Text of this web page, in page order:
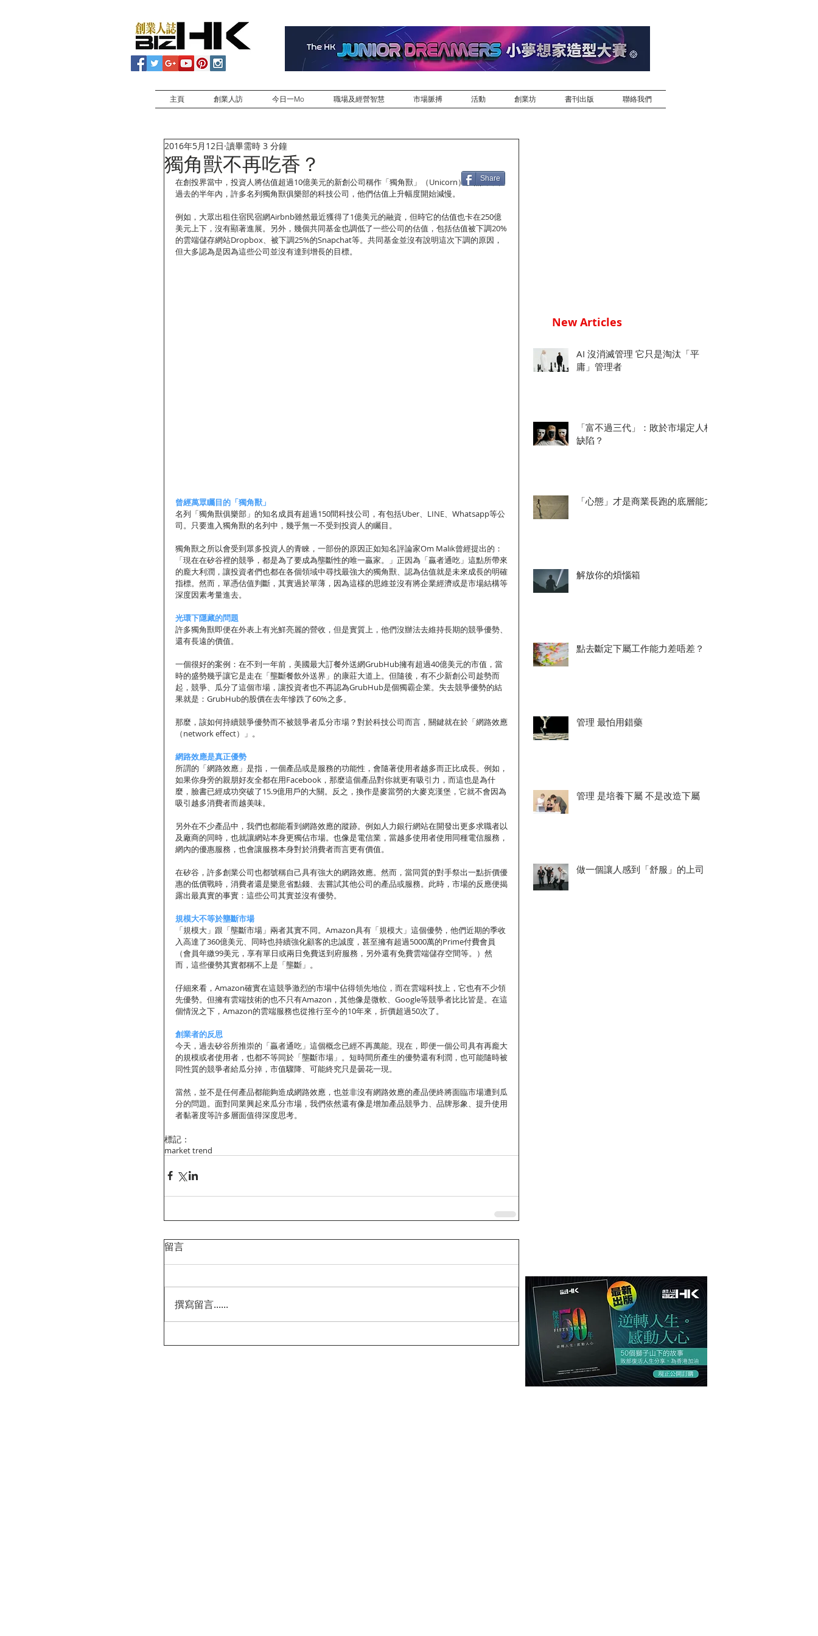
主頁 創業人訪 今日一Mo 職場及經營智慧 市場脈搏 活動 創業坊 書刊出版 聯絡我們
獨角獸不再吃香？
2016年5月12日 讀畢需時 3 分鐘
在創投界當中，投資人將估值超過10億美元的新創公司稱作「獨角獸」（Unicorn）。然而，在
過去的半年內，許多名列獨角獸俱樂部的科技公司，他們估值上升幅度開始減慢。
例如，大眾出租住宿民宿網Airbnb雖然最近獲得了1億美元的融資，但時它的估值也卡在250億
美元上下，沒有顯著進展。另外，幾個共同基金也調低了一些公司的估值，包括估值被下調20%
的雲端儲存網站Dropbox、被下調25%的Snapchat等。共同基金並沒有說明這次下調的原因，
但大多認為是因為這些公司並沒有達到增長的目標。
曾經萬眾矚目的「獨角獸」
名列「獨角獸俱樂部」的知名成員有超過150間科技公司，有包括Uber、LINE、Whatsapp等公
司。只要進入獨角獸的名列中，幾乎無一不受到投資人的矚目。
獨角獸之所以會受到眾多投資人的青睞，一部份的原因正如知名評論家Om Malik曾經提出的：
「現在在矽谷裡的競爭，都是為了要成為壟斷性的唯一贏家。」正因為「贏者通吃」這點所帶來
的龐大利潤，讓投資者們也都在各個領域中尋找最強大的獨角獸、認為估值就是未來成長的明確
指標。然而，單憑估值判斷，其實過於單薄，因為這樣的思維並沒有將企業經濟或是市場結構等
深度因素考量進去。
光環下隱藏的問題
許多獨角獸即便在外表上有光鮮亮麗的營收，但是實質上，他們沒辦法去維持長期的競爭優勢、
還有長遠的價值。
一個很好的案例：在不到一年前，美國最大訂餐外送網GrubHub擁有超過40億美元的市值，當
時的盛勢幾乎讓它是走在「壟斷餐飲外送界」的康莊大道上。但隨後，有不少新創公司趁勢而
起，競爭、瓜分了這個市場，讓投資者也不再認為GrubHub是個獨霸企業。失去競爭優勢的結
果就是：GrubHub的股價在去年慘跌了60%之多。
那麼，該如何持續競爭優勢而不被競爭者瓜分市場？對於科技公司而言，關鍵就在於「網路效應
（network effect）」。
網路效應是真正優勢
所謂的「網路效應」是指，一個產品或是服務的功能性，會隨著使用者越多而正比成長。例如，
如果你身旁的親朋好友全都在用Facebook，那麼這個產品對你就更有吸引力，而這也是為什
麼，臉書已經成功突破了15.9億用戶的大關。反之，換作是麥當勞的大麥克漢堡，它就不會因為
吸引越多消費者而越美味。
另外在不少產品中，我們也都能看到網路效應的蹤跡。例如人力銀行網站在開發出更多求職者以
及廠商的同時，也就讓網站本身更獨佔市場。也像是電信業，當越多使用者使用同種電信服務，
網內的優惠服務，也會讓服務本身對於消費者而言更有價值。
在矽谷，許多創業公司也都號稱自己具有強大的網路效應。然而，當同質的對手祭出一點折價優
惠的低價戰時，消費者還是樂意省點錢、去嘗試其他公司的產品或服務。此時，市場的反應便揭
露出最真實的事實：這些公司其實並沒有優勢。
規模大不等於壟斷市場
「規模大」跟「壟斷市場」兩者其實不同。Amazon具有「規模大」這個優勢，他們近期的季收
入高達了360億美元、同時也持續強化顧客的忠誠度，甚至擁有超過5000萬的Prime付費會員
（會員年繳99美元，享有單日或兩日免費送到府服務，另外還有免費雲端儲存空間等。）然
而，這些優勢其實都稱不上是「壟斷」。
仔細來看，Amazon確實在這競爭激烈的市場中佔得領先地位，而在雲端科技上，它也有不少領
先優勢。但擁有雲端技術的也不只有Amazon，其他像是微軟、Google等競爭者比比皆是。在這
個情況之下，Amazon的雲端服務也從推行至今的10年來，折價超過50次了。
創業者的反思
今天，過去矽谷所推崇的「贏者通吃」這個概念已經不再萬能。現在，即便一個公司具有再龐大
的規模或者使用者，也都不等同於「壟斷市場」。短時間所產生的優勢還有利潤，也可能隨時被
同性質的競爭者給瓜分掉，市值驟降、可能終究只是曇花一現。
當然，並不是任何產品都能夠造成網路效應，也並非沒有網路效應的產品便終將面臨市場遭到瓜
分的問題。面對同業興起來瓜分市場，我們依然還有像是增加產品競爭力、品牌形象、提升使用
者黏著度等許多層面值得深度思考。
標記：
market trend
留言
撰寫留言......
Share
New Articles
AI 沒消滅管理 它只是淘汰「平
庸」管理者
「富不過三代」：敗於市場定人格
缺陷？
「心態」才是商業長跑的底層能力
解放你的煩惱箱
點去斷定下屬工作能力差唔差？
管理 最怕用錯藥
管理 是培養下屬 不是改造下屬
做一個讓人感到「舒服」的上司